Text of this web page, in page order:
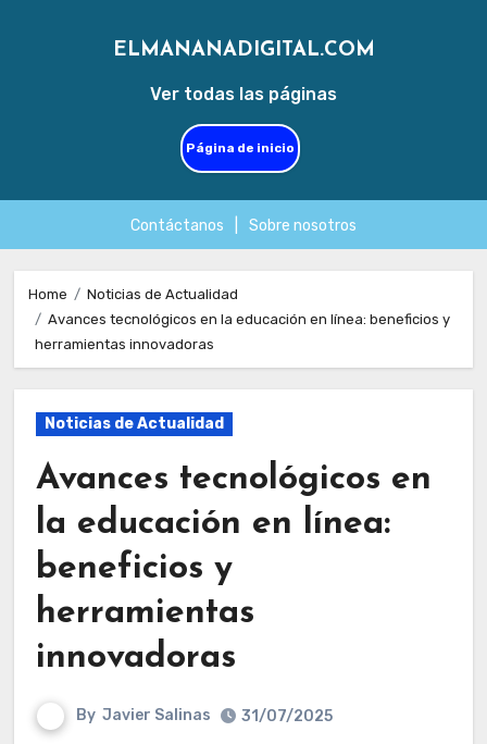
Ver todas las páginas
ELMANANADIGITAL.COM
Página de inicio
Contáctanos Sobre nosotros
content
Home
Noticias de Actualidad
Avances tecnológicos en la educación en línea: beneficios y
herramientas innovadoras
Noticias de Actualidad
Avances tecnológicos en
la educación en línea:
beneficios y
herramientas
innovadoras
By Javier Salinas 31/07/2025